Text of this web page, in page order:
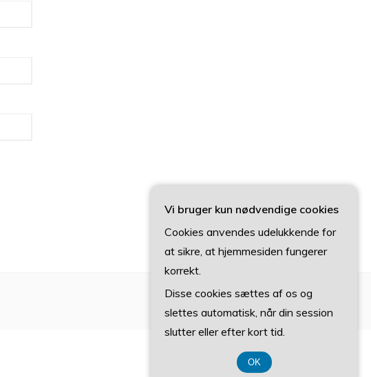
Vi bruger kun nødvendige cookies
Cookies anvendes udelukkende for
at sikre, at hjemmesiden fungerer
korrekt.
Disse cookies sættes af os og
slettes automatisk, når din session
slutter eller efter kort tid.
OK